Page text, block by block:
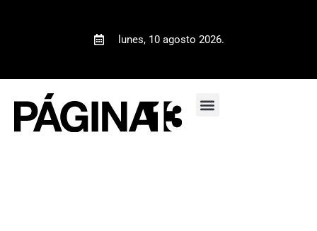
lunes, 10 agosto 2026.